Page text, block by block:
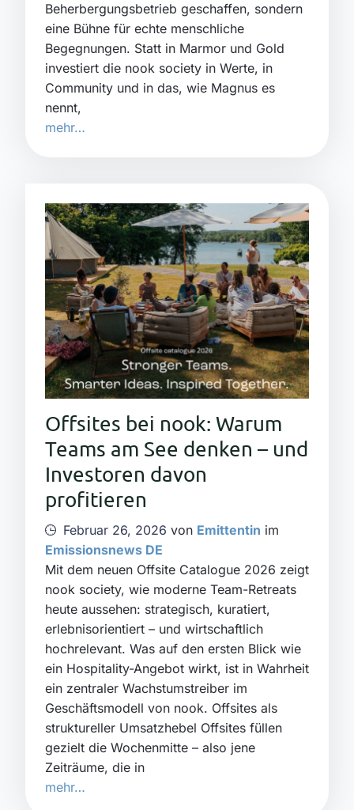
Beherbergungsbetrieb geschaffen, sondern
eine Bühne für echte menschliche
Begegnungen. Statt in Marmor und Gold
investiert die nook society in Werte, in
Community und in das, wie Magnus es
nennt,
mehr…
Offsites bei nook: Warum
Teams am See denken – und
Investoren davon
profitieren
Februar 26, 2026 von Emittentin im
Emissionsnews DE
Mit dem neuen Offsite Catalogue 2026 zeigt
nook society, wie moderne Team-Retreats
heute aussehen: strategisch, kuratiert,
erlebnisorientiert – und wirtschaftlich
hochrelevant. Was auf den ersten Blick wie
ein Hospitality-Angebot wirkt, ist in Wahrheit
ein zentraler Wachstumstreiber im
Geschäftsmodell von nook. Offsites als
struktureller Umsatzhebel Offsites füllen
gezielt die Wochenmitte – also jene
Zeiträume, die in
mehr…